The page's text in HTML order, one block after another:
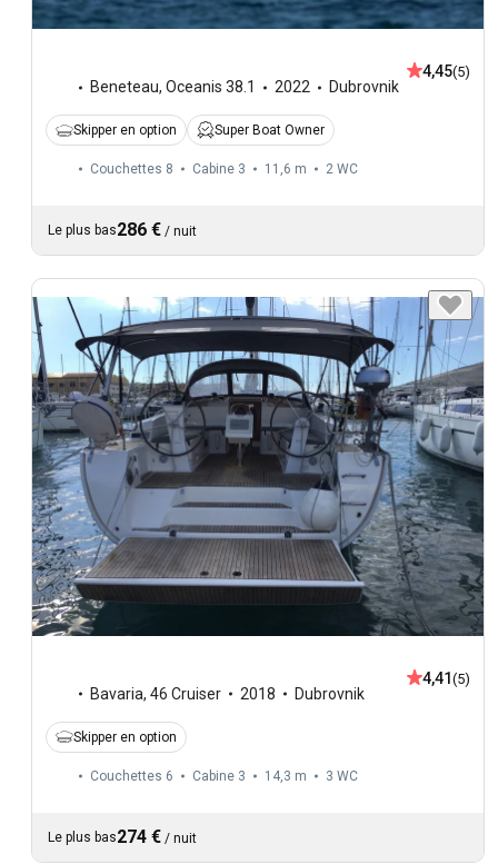
Beneteau, Oceanis 38.1 2022 Dubrovnik
4,45(5)
Skipper en option Super Boat Owner
Couchettes 8 Cabine 3 11,6 m 2 WC
Le plus bas286 € / nuit
Bavaria, 46 Cruiser 2018 Dubrovnik
4,41 (5)
Skipper en option
Couchettes 6 Cabine 3 14,3 m 3 WC
Le plus bas274 € / nuit